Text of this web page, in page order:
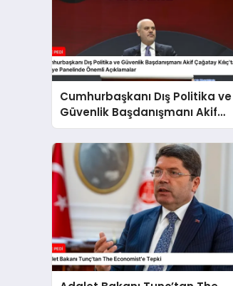
Cumhurbaşkanı Dış Politika ve
Güvenlik Başdanışmanı Akif
Çağatay Kılıç’tan Suriye
Panelinde Önemli Açıklamalar